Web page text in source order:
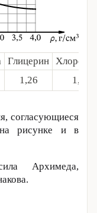
Глицерин
1,26 1,49
согласующиеся
рисунке и в
Архимеда,